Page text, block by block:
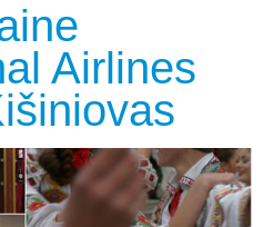
Airlines